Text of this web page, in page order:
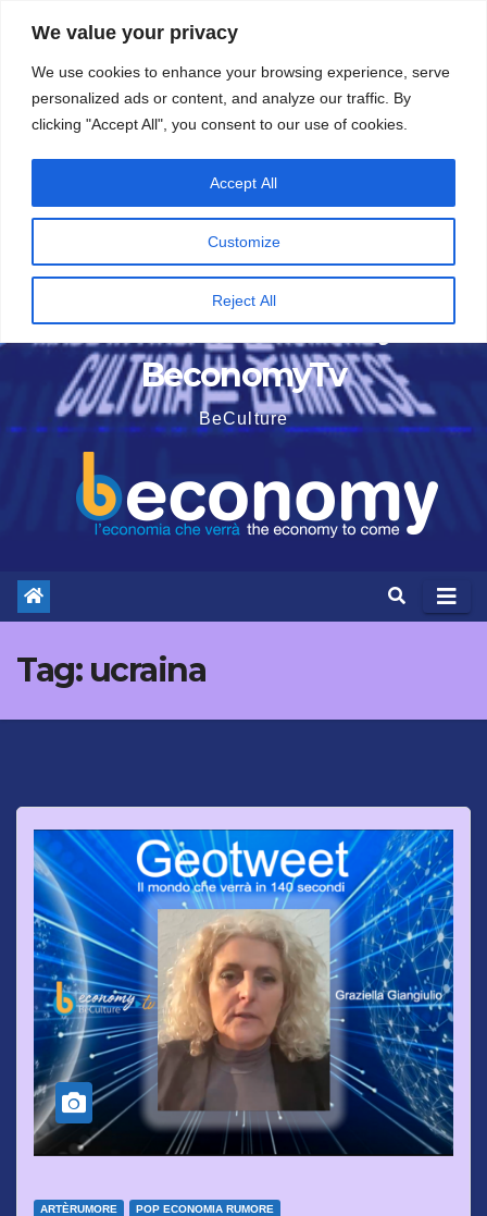
We value your privacy
We use cookies to enhance your browsing experience, serve
personalized ads or content, and analyze our traffic. By
clicking "Accept All", you consent to our use of cookies.
Customize
Reject All
Accept All
contenuto
5 Agosto 2026
BeconomyTv
BeCulture
Tag: ucraina
ARTÈRUMORE POP ECONOMIA RUMORE